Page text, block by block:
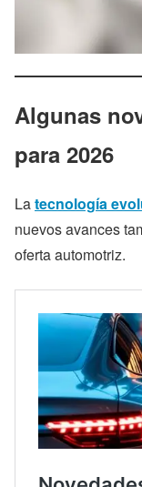
Algunas
para 2026
Latecnología
nuevos avances
oferta automotriz.